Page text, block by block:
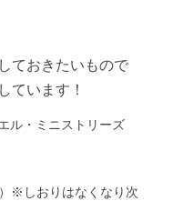
ておきたいもので
ています！
ル・ミニストリーズ
※しおりはなくなり次